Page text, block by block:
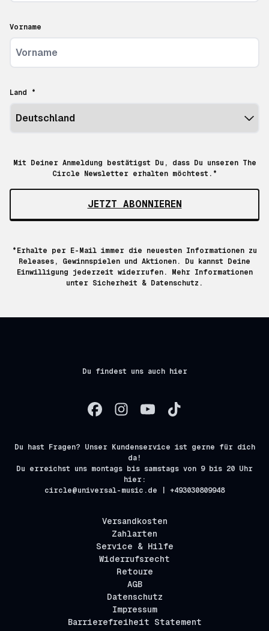
Vorname
Land *
Mit Deiner Anmeldung bestätigst Du, dass Du unseren The
Circle Newsletter erhalten möchtest.*
JETZT ABONNIEREN
*Erhalte per E-Mail immer die neuesten Informationen zu
Releases, Gewinnspielen und Aktionen. Du kannst Deine
Einwilligung jederzeit widerrufen. Mehr Informationen
unter Sicherheit & Datenschutz.
Du findest uns auch hier
Du hast Fragen? Unser Kundenservice ist gerne für dich
da!
Du erreichst uns montags bis samstags von 9 bis 20 Uhr
hier:
circle@universal-music.de | +493030809948
Versandkosten
Zahlarten
Service & Hilfe
Widerrufsrecht
Retoure
AGB
Datenschutz
Impressum
Barrierefreiheit Statement